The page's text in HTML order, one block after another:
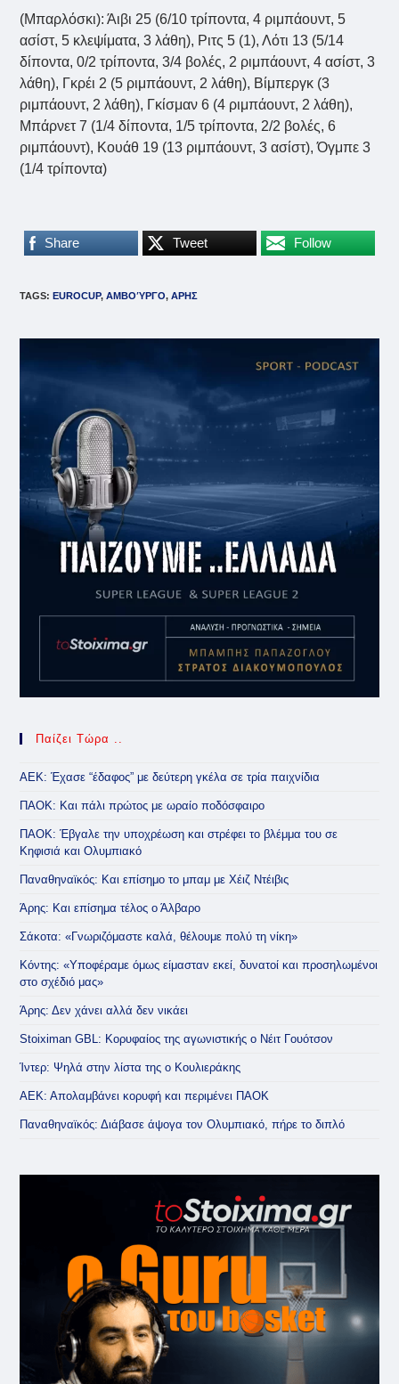
(Μπαρλόσκι): Άιβι 25 (6/10 τρίποντα, 4 ριμπάουντ, 5
ασίστ, 5 κλεψίματα, 3 λάθη), Ριτς 5 (1), Λότι 13 (5/14
δίποντα, 0/2 τρίποντα, 3/4 βολές, 2 ριμπάουντ, 4 ασίστ, 3
λάθη), Γκρέι 2 (5 ριμπάουντ, 2 λάθη), Βίμπεργκ (3
ριμπάουντ, 2 λάθη), Γκίσμαν 6 (4 ριμπάουντ, 2 λάθη),
Μπάρνετ 7 (1/4 δίποντα, 1/5 τρίποντα, 2/2 βολές, 6
ριμπάουντ), Κουάθ 19 (13 ριμπάουντ, 3 ασίστ), Όγμπε 3
(1/4 τρίποντα)
Share Tweet Follow
TAGS:EUROCUP, ΑΜΒΟΎΡΓΟ, ΑΡΗΣ
Παίζει Τώρα ..
ΑΕΚ: Έχασε “έδαφος” με δεύτερη γκέλα σε τρία παιχνίδια
ΠΑΟΚ: Και πάλι πρώτος με ωραίο ποδόσφαιρο
ΠΑΟΚ: Έβγαλε την υποχρέωση και στρέφει το βλέμμα του σε
Κηφισιά και Ολυμπιακό
Παναθηναϊκός: Και επίσημο το μπαμ με Χέιζ Ντέιβις
Άρης: Και επίσημα τέλος ο Άλβαρο
Σάκοτα: «Γνωριζόμαστε καλά, θέλουμε πολύ τη νίκη»
Κόντης: «Υποφέραμε όμως είμασταν εκεί, δυνατοί και προσηλωμένοι
στο σχέδιό μας»
Άρης: Δεν χάνει αλλά δεν νικάει
Stoiximan GBL: Κορυφαίος της αγωνιστικής ο Νέιτ Γουότσον
Ίντερ: Ψηλά στην λίστα της ο Κουλιεράκης
ΑΕΚ: Απολαμβάνει κορυφή και περιμένει ΠΑΟΚ
Παναθηναϊκός: Διάβασε άψογα τον Ολυμπιακό, πήρε το διπλό